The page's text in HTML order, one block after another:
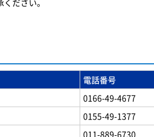
ださい。
電話番号
0166-49-4677
0155-49-1377
011-889-6730